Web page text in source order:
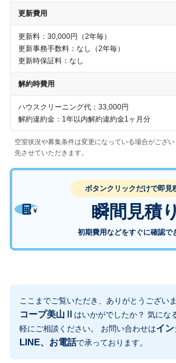
更新費用
更新料：30,000円 （2年毎）
更新事務手数料：なし
（2年毎）
更新時保証料：なし
解約時費用
ハウスクリーニング代：33,000円
解約違約金：1年以内解約違約金1ヶ月分
空室状況や募集条件は変更になっている場合がござ
先させていただきます。
ボタンクリックだけで即見
瞬間見積り
初期費用などをすぐに確認で
ここまでご覧いただき、ありがとうございま
コープ美山Ⅱ はいかがでしたか？ 気にな
軽にご相談ください。 お問い合わせはイン
LINE、お電話で承っております。